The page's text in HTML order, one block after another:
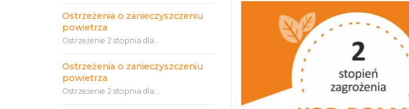
Ostrzeżenia o zanieczyszczeniu
powietrza
Ostrzeżenie 2 stopnia dla...
Ostrzeżenia o zanieczyszczeniu
powietrza
Ostrzeżenie 2 stopnia dla...